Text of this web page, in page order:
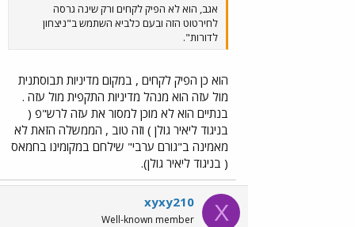
אגב, הוא לא הפיק לקחים ורק שינה גרסה
לחירטוט הזה ובעם כלביא השתמש ב"ניצחון
לדורות".
הוא כן הפיק לקחים , במקום מדיניות תבוסתנית
מול עזה הוא מנהל מדיניות התקפית מול עזה .
בנתיים הוא לא מוכן למסור את עזה לרש"פ (
בניגוד ליאיר גולן ) וזה טוב , הממשלה הזאת לא
מאמינה ב"גורם ערבי" שילחם במקומינו בחמאס
( בניגוד ליאיר גולן).
X
xyxy210
Well-known member